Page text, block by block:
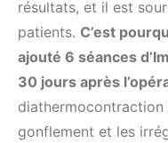
résultats, et il est
patients. C’est
ajouté 6 séances
30 jours après
gonflement et les